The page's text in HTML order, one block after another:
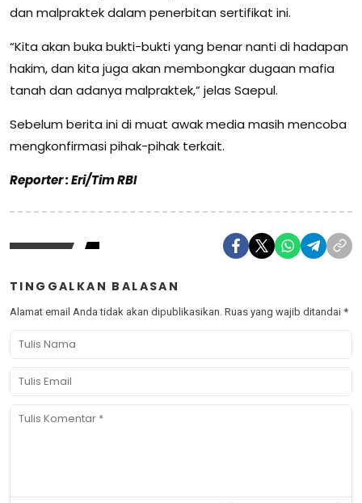
dan malpraktek dalam penerbitan sertifikat ini.
“Kita akan buka bukti-bukti yang benar nanti di hadapan
hakim, dan kita juga akan membongkar dugaan mafia
tanah dan adanya malpraktek,” jelas Saepul.
Sebelum berita ini di muat awak media masih mencoba
mengkonfirmasi pihak-pihak terkait.
Reporter : Eri/Tim RBI
TINGGALKAN BALASAN
Alamat email Anda tidak akan dipublikasikan. Ruas yang wajib ditandai *